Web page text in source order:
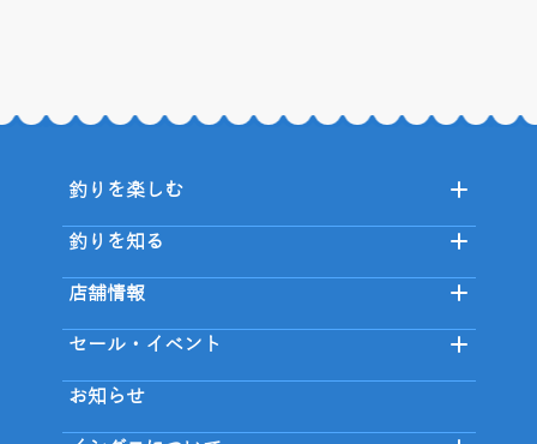
釣りを楽しむ
釣りを知る
店舗情報
セール・イベント
お知らせ